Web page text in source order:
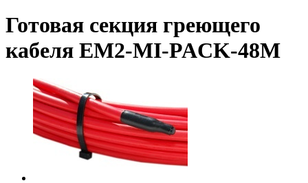
Готовая секция греющего
кабеля EM2-MI-PACK-48M